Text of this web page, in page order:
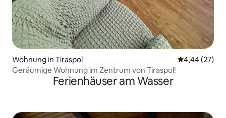
Wohnung in Tiraspol
4,44 (27)
Geräumige Wohnung im Zentrum von Tiraspol!
Ferienhäuser am Wasser